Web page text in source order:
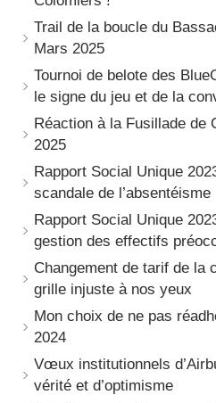
Trail de la boucle du
Mars 2025
Tournoi de belote des
le signe du jeu et de la
Réaction à la Fusillade de
2025
Rapport Social Unique
scandale de l’absentéisme
Rapport Social Unique
gestion des effectifs
Changement de tarif de la
grille injuste à nos yeux
Mon choix de ne pas
2024
Vœux institutionnels
vérité et d’optimisme